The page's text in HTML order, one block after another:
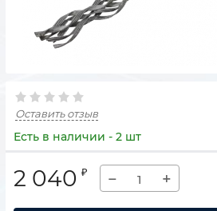
Оставить отзыв
Есть в наличии - 2 шт
2 040 ₽ − +